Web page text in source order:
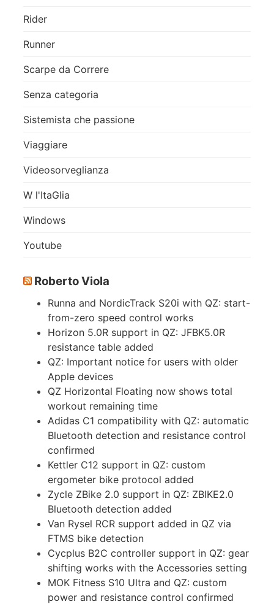
Rider
Runner
Scarpe da Correre
Senza categoria
Sistemista che passione
Viaggiare
Videosorveglianza
W l'ItaGlia
Windows
Youtube
Roberto Viola
Runna and NordicTrack S20i with QZ: start-
from-zero speed control works
Horizon 5.0R support in QZ: JFBK5.0R
resistance table added
QZ: Important notice for users with older
Apple devices
QZ Horizontal Floating now shows total
workout remaining time
Adidas C1 compatibility with QZ: automatic
Bluetooth detection and resistance control
confirmed
Kettler C12 support in QZ: custom
ergometer bike protocol added
Zycle ZBike 2.0 support in QZ: ZBIKE2.0
Bluetooth detection added
Van Rysel RCR support added in QZ via
FTMS bike detection
Cycplus B2C controller support in QZ: gear
shifting works with the Accessories setting
MOK Fitness S10 Ultra and QZ: custom
power and resistance control confirmed